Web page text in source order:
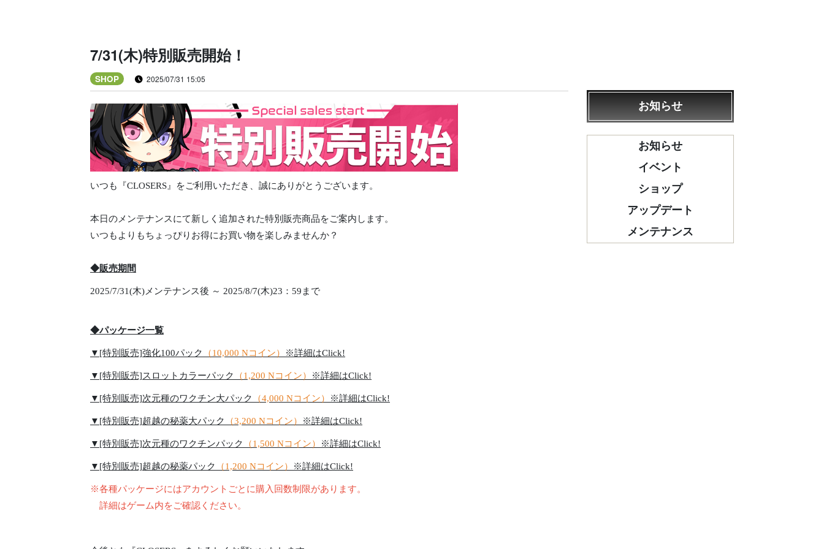
7/31(木)特別販売開始！
SHOP 2025/07/31 15:05
いつも『CLOSERS』をご利用いただき、誠にありがとうございます。
本日のメンテナンスにて新しく追加された特別販売商品をご案内します。
いつもよりもちょっぴりお得にお買い物を楽しみませんか？
◆販売期間
2025/7/31(木)メンテナンス後 ～ 2025/8/7(木)23：59まで
◆パッケージ一覧
▼[特別販売]強化100パック （10,000 Nコイン） ※詳細はClick!
▼[特別販売]スロットカラーパック （1,200 Nコイン） ※詳細はClick!
▼[特別販売]次元種のワクチン大パック （4,000 Nコイン） ※詳細はClick!
▼[特別販売]超越の秘薬大パック （3,200 Nコイン） ※詳細はClick!
▼[特別販売]次元種のワクチンパック （1,500 Nコイン） ※詳細はClick!
▼[特別販売]超越の秘薬パック （1,200 Nコイン） ※詳細はClick!
※各種パッケージにはアカウントごとに購入回数制限があります。
詳細はゲーム内をご確認ください。
お知らせ
お知らせ
イベント
ショップ
アップデート
メンテナンス